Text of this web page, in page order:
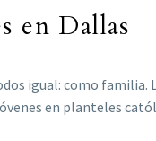
en Dallas
igual: como familia.
en planteles